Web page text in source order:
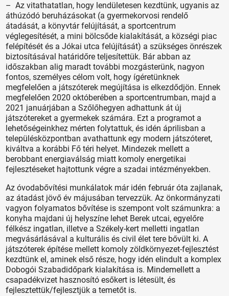
– Az vitathatatlan, hogy lendületesen kezdtünk, ugyanis az
áthúzódó beruházásokat (a gyermekorvosi rendelő
átadását, a könyvtár felújítását, a sportcentrum
véglegesítését, a mini bölcsőde kialakítását, a községi piac
felépítését és a Jókai utca felújítását) a szükséges önrészek
biztosításával határidőre teljesítettük. Bár abban az
időszakban alig maradt további mozgásterünk, nagyon
fontos, személyes célom volt, hogy ígéretünknek
megfelelően a játszóterek megújítása is elkezdődjön. Ennek
megfelelően 2020 októberében a sportcentrumban, majd a
2021 januárjában a Szőlőhegyen adhattunk át új
játszótereket a gyermekek számára. Ezt a programot a
lehetőségeinkhez mérten folytattuk, és idén áprilisban a
településközpontban avathattunk egy modern játszóteret,
kiváltva a korábbi Fő téri helyet. Mindezek mellett a
berobbant energiaválság miatt komoly energetikai
fejlesztéseket hajtottunk végre a szadai intézményekben.
Az óvodabővítési munkálatok már idén február óta zajlanak,
az átadást jövő év májusában tervezzük. Az önkormányzati
vagyon folyamatos bővítése is szempont volt számunkra: a
konyha majdani új helyszíne lehet Berek utcai, egyelőre
félkész ingatlan, illetve a Székely-kert melletti ingatlan
megvásárlásával a kulturális és civil élet tere bővült ki. A
játszóterek építése mellett komoly zöldkörnyezet-fejlesztést
kezdtünk el, aminek első része, hogy idén elindult a komplex
Dobogói Szabadidőpark kialakítása is. Mindemellett a
csapadékvizet hasznosító esőkert is létesült, és
fejlesztettük/fejlesztjük a temetőt is.